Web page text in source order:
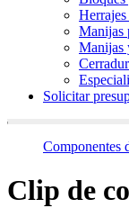
Herrajes
Manijas
Manijas
Solicitar
Componentes
Clip de